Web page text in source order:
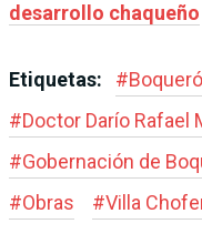
desarrollo chaqueño
Etiquetas: #
#Doctor Darío Rafael
#Gobernación de
#Obras #Villa